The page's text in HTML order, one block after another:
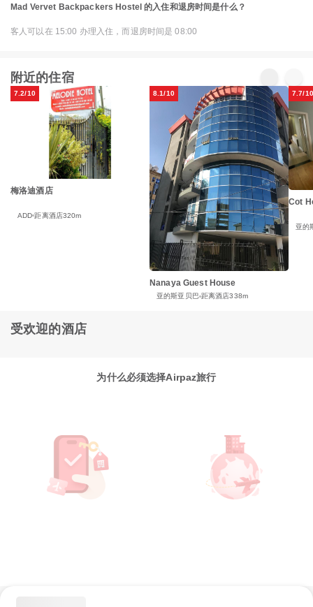
Mad Vervet Backpackers Hostel 的入住和退房时间是什么？
客人可以在 15:00 办理入住，而退房时间是 08:00
附近的住宿
7.2/10
梅洛迪酒店
ADD 距离酒店320m
8.1/10
Nanaya Guest House
亚的斯亚贝巴 距离酒店338m
7.7/10
Cot
亚的
受欢迎的酒店
为什么必须选择Airpaz旅行